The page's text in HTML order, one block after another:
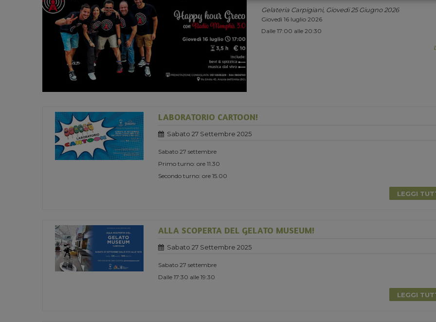
Gelateria Carpigiani, Giovedi 25 Giugno 2026
Giovedì 16 luglio 2026
Dalle 17:00 alle 20:30
LABORATORIO CARTOON!
Sabato 27 Settembre 2025
Sabato 27 settembre
Primo turno: ore 11.30
Secondo turno: ore 15.00
LEGGI
ALLA SCOPERTA DEL GELATO MUSEUM!
Sabato 27 Settembre 2025
Sabato 27 settembre
Dalle 17:30 alle 19:30
LEGGI